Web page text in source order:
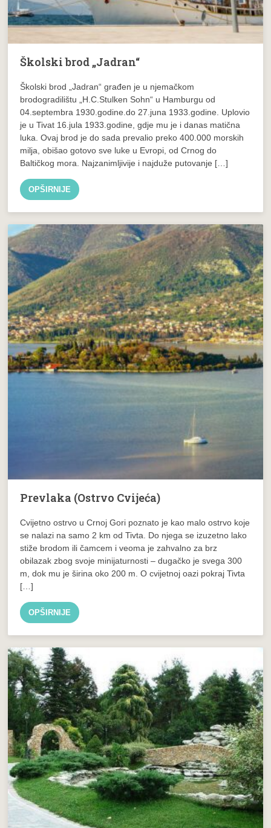
Školski brod „Jadran“
Školski brod „Jadran“ građen je u njemačkom
brodogradilištu „H.C.Stulken Sohn“ u Hamburgu od
04.septembra 1930.godine.do 27.juna 1933.godine. Uplovio
je u Tivat 16.jula 1933.godine, gdje mu je i danas matična
luka. Ovaj brod je do sada prevalio preko 400.000 morskih
milja, obišao gotovo sve luke u Evropi, od Crnog do
Baltičkog mora. Najzanimljivije i najduže putovanje […]
OPŠIRNIJE
Prevlaka (Ostrvo Cvijeća)
Cvijetno ostrvo u Crnoj Gori poznato je kao malo ostrvo koje
se nalazi na samo 2 km od Tivta. Do njega se izuzetno lako
stiže brodom ili čamcem i veoma je zahvalno za brz
obilazak zbog svoje minijaturnosti – dugačko je svega 300
m, dok mu je širina oko 200 m. O cvijetnoj oazi pokraj Tivta
[…]
OPŠIRNIJE